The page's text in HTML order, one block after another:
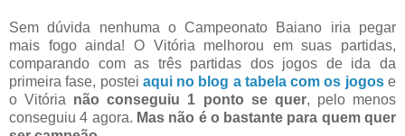
Sem dúvida nenhuma o Campeonato Baiano iria pegar
mais fogo ainda! O Vitória melhorou em suas partidas,
comparando com as três partidas dos jogos de ida da
primeira fase, postei aqui no blog a tabela com os jogose
o Vitória não conseguiu 1 ponto se quer, pelo menos
conseguiu 4 agora. Mas não é o bastante para quem quer